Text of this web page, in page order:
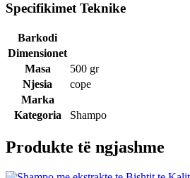
Specifikimet Teknike
Barkodi
Dimensionet
Masa
500 gr
Njesia
cope
Marka
Kategoria
Shampo
Produkte të ngjashme